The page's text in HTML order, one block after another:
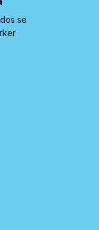
se